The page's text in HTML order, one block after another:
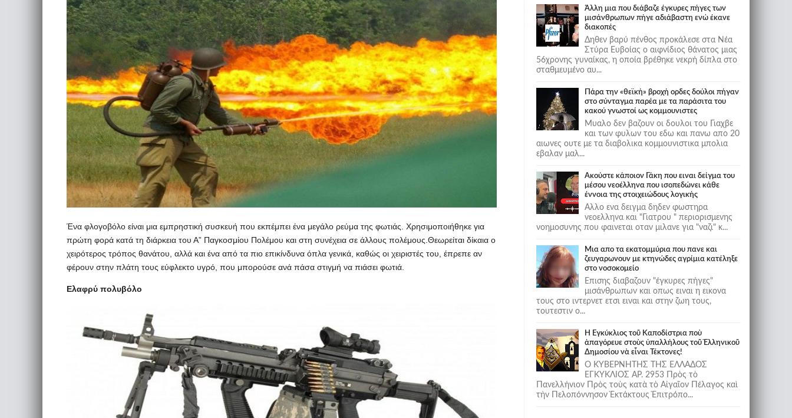
Ένα φλογοβόλο είναι μια εμπρηστική συσκευή που εκπέμπει ένα μεγάλο ρεύμα της φωτιάς. Χρησιμοποιήθηκε για
πρώτη φορά κατά τη διάρκεια του Α” Παγκοσμίου Πολέμου και στη συνέχεια σε άλλους πολέμους.Θεωρείται δίκαια ο
χειρότερος τρόπος θανάτου, αλλά και ένα από τα πιο επικίνδυνα όπλα γενικά, καθώς οι χειριστές του, έπρεπε αν
φέρουν στην πλάτη τους εύφλεκτο υγρό, που μπορούσε ανά πάσα στιγμή να πιάσει φωτιά.
Ελαφρύ πολυβόλο
Άλλη μια που διάβαζε έγκυρες πήγες των
μισάνθρωπων πήγε αδιάβαστη ενώ έκανε
διακοπές
Δηθεν βαρύ πένθος προκάλεσε στα Νέα
Στύρα Ευβοίας ο αιφνίδιος θάνατος μιας
56χρονης γυναίκας, η οποία βρέθηκε νεκρή δίπλα στο
σταθμευμένο αυ...
Πάρα την «θεϊκή» βροχή ορδες δούλοι πήγαν
στο σύνταγμα παρέα με τα παράσιτα του
κακού γνωστοί ως κομμουνιστες
Μυαλο δεν βαζουν οι δουλοι του Γιαχβε
και των φυλων του εδω και πανω απο 20
αιωνες ουτε με τα διαβολικα κομμουνιστικα μπολια
εβαλαν μαλ...
Ακούστε κάποιον Γάκη που ειναι δείγμα του
μέσου νεοέλληνα που ισοπεδώνει κάθε
έννοια της στοιχειώδους λογικής
Αλλο ενα δειγμα δηδεν φωστηρα
νεοελληνα και "Γιατρου " περιορισμενης
νοημοσυνης που φαινεται οταν μιλανε για "ναζι" κ...
Μια απο τα εκατομμύρια που πανε και
ζευγαρωνουν με κτηνώδες αγρίμια κατέληξε
στο νοσοκομείο
Επισης διαβαζουν "έγκυρες πήγες"
μισάνθρωπων και οπως ειναι η εικονα
τους στο ιντερνετ ετσι ειναι και στην ζωη τους,
τουτεστιν ο...
Ἡ Ἐγκύκλιος τοῦ Καποδίστρια ποὺ
ἀπαγόρευε στοὺς ὑπαλλήλους τοῦ Ἑλληνικοῦ
Δημοσίου νὰ εἶναι Τέκτονες!
Ο ΚΥΒΕΡΝΗΤΗΣ ΤΗΣ ΕΛΛΑΔΟΣ
ΕΓΚΥΚΛΙΟΣ ΑΡ. 2953 Πρὸς τὸ
Πανελλήνιον Πρὸς τοὺς κατὰ τὸ Αἰγαῖον Πέλαγος καὶ
τὴν Πελοπόννησον Ἐκτάκτους Ἐπιτρόπο...